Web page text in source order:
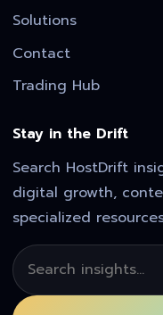
Solutions
Contact
Trading Hub
Stay in the Drift
Search HostDrift
digital growth,
specialized
Search